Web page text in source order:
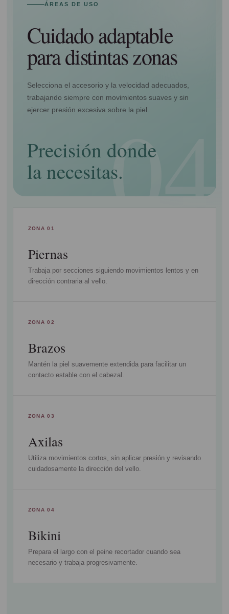
ÁREAS DE USO
Cuidado adaptable
para distintas zonas
Selecciona el accesorio y la velocidad adecuados,
trabajando siempre con movimientos suaves y sin
ejercer presión excesiva sobre la piel.
Precisión donde
la necesitas.
ZONA 01
Piernas
Trabaja por secciones siguiendo movimientos lentos y en
dirección contraria al vello.
ZONA 02
Brazos
Mantén la piel suavemente extendida para facilitar un
contacto estable con el cabezal.
ZONA 03
Axilas
Utiliza movimientos cortos, sin aplicar presión y revisando
cuidadosamente la dirección del vello.
ZONA 04
Bikini
Prepara el largo con el peine recortador cuando sea
necesario y trabaja progresivamente.